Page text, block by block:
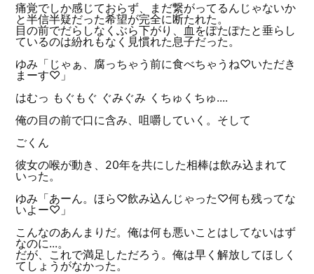
痛覚でしか感じておらず、まだ繋がってるんじゃないか
と半信半疑だった希望が完全に断たれた。
目の前でだらしなくぶら下がり、血をぽたぽたと垂らし
ているのは紛れもなく見慣れた息子だった。
ゆみ「じゃぁ、腐っちゃう前に食べちゃうね♡いただき
まーす♡」
はむっ もぐもぐ ぐみぐみ くちゅくちゅ....
俺の目の前で口に含み、咀嚼していく。そして
ごくん
彼女の喉が動き、20年を共にした相棒は飲み込まれて
いった。
ゆみ「あーん。ほら♡飲み込んじゃった♡何も残ってな
いよー♡」
こんなのあんまりだ。俺は何も悪いことはしてないはず
なのに...。
だが、これで満足しただろう。俺は早く解放してほしく
てしょうがなかった。